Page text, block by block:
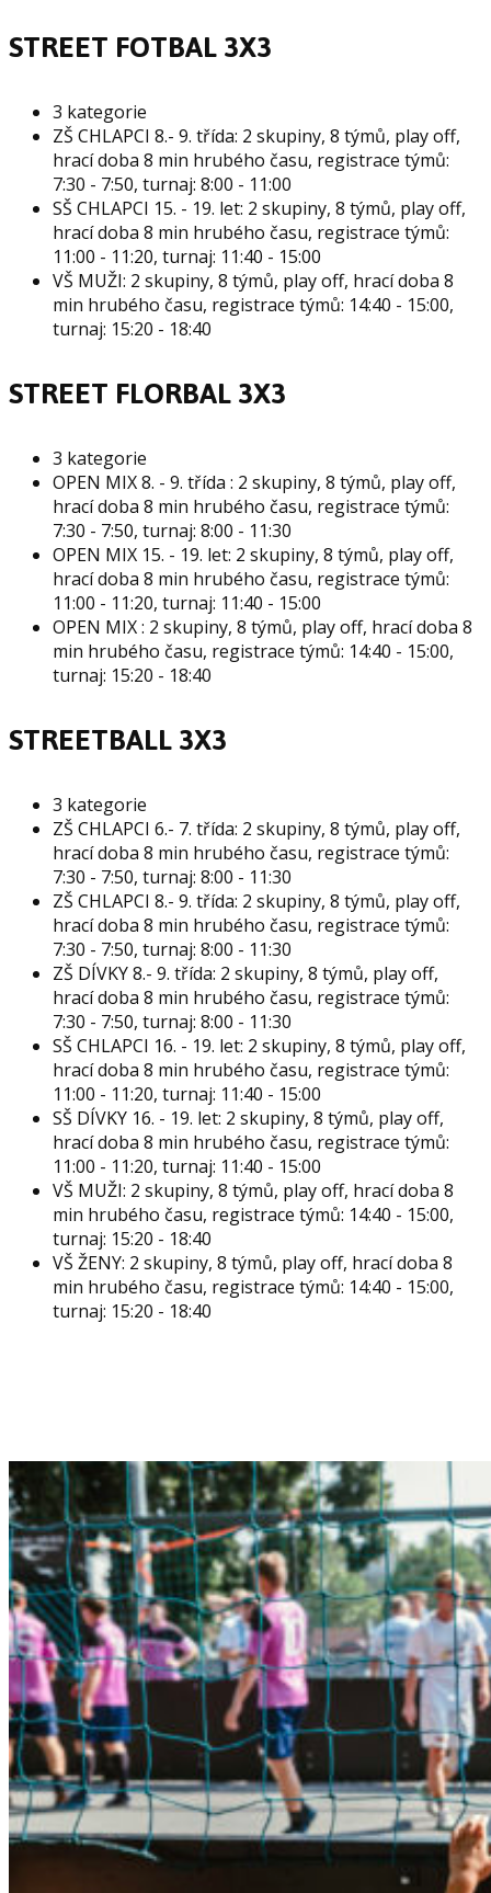
STREET FOTBAL 3X3
3 kategorie
ZŠ CHLAPCI 8.- 9. třída: 2 skupiny, 8 týmů, play off,
hrací doba 8 min hrubého času, registrace týmů:
7:30 - 7:50, turnaj: 8:00 - 11:00
SŠ CHLAPCI 15. - 19. let: 2 skupiny, 8 týmů, play off,
hrací doba 8 min hrubého času, registrace týmů:
11:00 - 11:20, turnaj: 11:40 - 15:00
VŠ MUŽI: 2 skupiny, 8 týmů, play off, hrací doba 8
min hrubého času, registrace týmů: 14:40 - 15:00,
turnaj: 15:20 - 18:40
STREET FLORBAL 3X3
3 kategorie
OPEN MIX 8. - 9. třída : 2 skupiny, 8 týmů, play off,
hrací doba 8 min hrubého času, registrace týmů:
7:30 - 7:50, turnaj: 8:00 - 11:30
OPEN MIX 15. - 19. let: 2 skupiny, 8 týmů, play off,
hrací doba 8 min hrubého času, registrace týmů:
11:00 - 11:20, turnaj: 11:40 - 15:00
OPEN MIX : 2 skupiny, 8 týmů, play off, hrací doba 8
min hrubého času, registrace týmů: 14:40 - 15:00,
turnaj: 15:20 - 18:40
STREETBALL 3X3
3 kategorie
ZŠ CHLAPCI 6.- 7. třída: 2 skupiny, 8 týmů, play off,
hrací doba 8 min hrubého času, registrace týmů:
7:30 - 7:50, turnaj: 8:00 - 11:30
ZŠ CHLAPCI 8.- 9. třída: 2 skupiny, 8 týmů, play off,
hrací doba 8 min hrubého času, registrace týmů:
7:30 - 7:50, turnaj: 8:00 - 11:30
ZŠ DÍVKY 8.- 9. třída: 2 skupiny, 8 týmů, play off,
hrací doba 8 min hrubého času, registrace týmů:
7:30 - 7:50, turnaj: 8:00 - 11:30
SŠ CHLAPCI 16. - 19. let: 2 skupiny, 8 týmů, play off,
hrací doba 8 min hrubého času, registrace týmů:
11:00 - 11:20, turnaj: 11:40 - 15:00
SŠ DÍVKY 16. - 19. let: 2 skupiny, 8 týmů, play off,
hrací doba 8 min hrubého času, registrace týmů:
11:00 - 11:20, turnaj: 11:40 - 15:00
VŠ MUŽI: 2 skupiny, 8 týmů, play off, hrací doba 8
min hrubého času, registrace týmů: 14:40 - 15:00,
turnaj: 15:20 - 18:40
VŠ ŽENY: 2 skupiny, 8 týmů, play off, hrací doba 8
min hrubého času, registrace týmů: 14:40 - 15:00,
turnaj: 15:20 - 18:40